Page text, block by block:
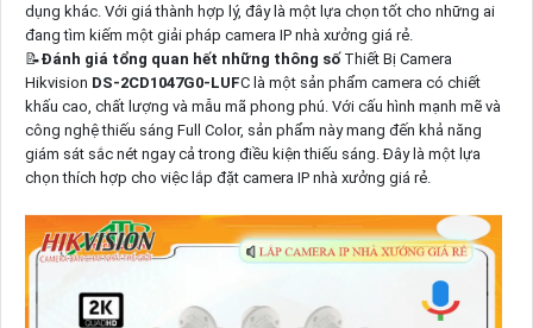
dụng khác. Với giá thành hợp lý, đây là một lựa chọn tốt cho những ai
đang tìm kiếm một giải pháp camera IP nhà xưởng giá rẻ.
📝Đánh giá tổng quan hết những thông số Thiết Bị Camera
Hikvision DS-2CD1047G0-LUFC là một sản phẩm camera có chiết
khấu cao, chất lượng và mẫu mã phong phú. Với cấu hình mạnh mẽ và
công nghệ thiếu sáng Full Color, sản phẩm này mang đến khả năng
giám sát sắc nét ngay cả trong điều kiện thiếu sáng. Đây là một lựa
chọn thích hợp cho việc lắp đặt camera IP nhà xưởng giá rẻ.